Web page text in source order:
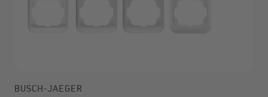
BUSCH-JAEGER